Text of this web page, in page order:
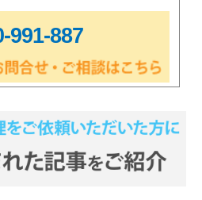
991-887